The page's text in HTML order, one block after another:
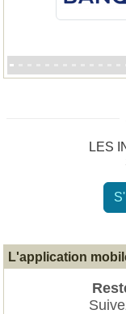
LES
L'application